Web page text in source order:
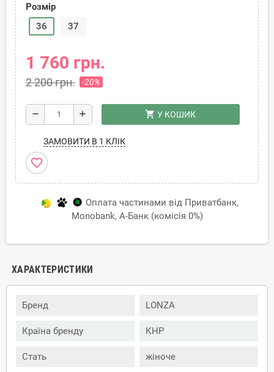
Розмір
36
37
1 760 грн.
2 200 грн. -20%
remove add shopping_cart У КОШИК
ЗАМОВИТИ В 1 КЛІК
favorite_border
Оплата частинами від Приватбанк,
Monobank, А-Банк (комісія 0%)
ХАРАКТЕРИСТИКИ
Бренд LONZA
Країна бренду КНР
Стать жіноче